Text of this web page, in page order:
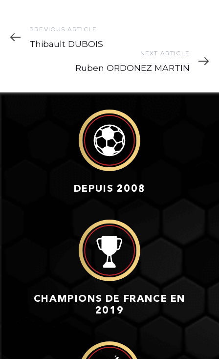
Previous
Article
PREVIOUS ARTICLE
Thibault DUBOIS
Article
NEXT ARTICLE
Ruben ORDONEZ MARTIN
DEPUIS 2008
CHAMPIONS DE FRANCE EN
2019